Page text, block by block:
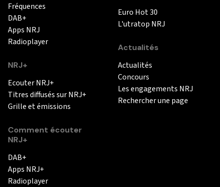
Fréquences
DAB+
Apps NRJ
Radioplayer
NRJ+
Ecouter NRJ+
Titres diffusés sur NRJ+
Grille et émissions
Comment écouter
NRJ+
DAB+
Apps NRJ+
Radioplayer
Euro Hot 30
L'utratop NRJ
Actualités
Actualités
Concours
Les engagements NRJ
Rechercher une page